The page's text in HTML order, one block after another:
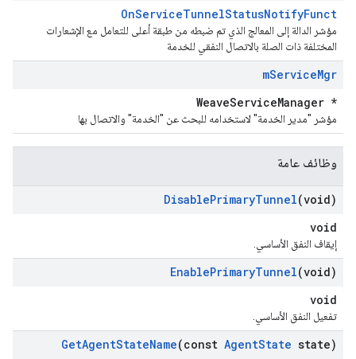
OnServiceTunnelStatusNotifyFunct
مؤشر الدالة إلى المعالج الذي تم ضبطه من طبقة أعلى للتعامل مع الإشعارات
المختلفة ذات الصلة بالاتصال النفقي للخدمة
mServiceMgr
WeaveServiceManager *
مؤشر "مدير الخدمة" لاستخدامه للبحث عن "الخدمة" والاتصال بها
وظائف عامة
DisablePrimaryTunnel(void)
void
إيقاف النفق الأساسي.
EnablePrimaryTunnel(void)
void
تفعيل النفق الأساسي.
GetAgentStateName(const AgentState state)